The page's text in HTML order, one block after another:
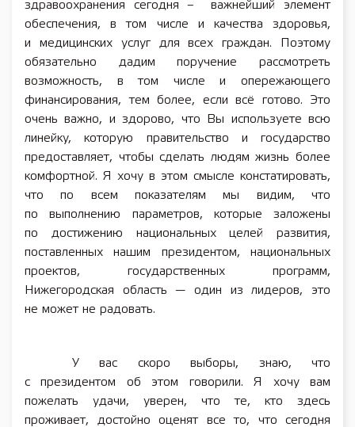
здравоохранения сегодня – важнейший элемент
обеспечения, в том числе и качества здоровья,
и медицинских услуг для всех граждан. Поэтому
обязательно дадим поручение рассмотреть
возможность, в том числе и опережающего
финансирования, тем более, если всё готово. Это
очень важно, и здорово, что Вы используете всю
линейку, которую правительство и государство
предоставляет, чтобы сделать людям жизнь более
комфортной. Я хочу в этом смысле констатировать,
что по всем показателям мы видим, что
по выполнению параметров, которые заложены
по достижению национальных целей развития,
поставленных нашим президентом, национальных
проектов, государственных программ,
Нижегородская область — один из лидеров, это
не может не радовать.
У вас скоро выборы, знаю, что
с президентом об этом говорили. Я хочу вам
пожелать удачи, уверен, что те, кто здесь
проживает, достойно оценят все то, что сегодня